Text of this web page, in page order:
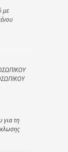
με
για τη